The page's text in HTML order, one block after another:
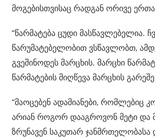
მოგებისთვისაც რადგან ორივე
“წარმატება ცუდი მასწავლებელია.
წარუმატებელობით ვსწავლობთ,
გვეშინოდეს მარცხის. მარცხი
წარმატების მიღწევა მარცხის
“მაოცებენ ადამიანები, რომლებიც
არიან როგორ დააგროვონ მეტი და
ზრუნავენ საკუთარ ჯანმრთელობასა